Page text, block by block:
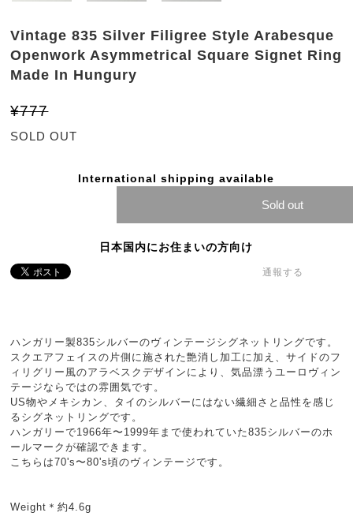
Vintage 835 Silver Filigree Style Arabesque
Openwork Asymmetrical Square Signet Ring
Made In Hungury
¥777
SOLD OUT
International shipping available
Sold out
日本国内にお住まいの方向け
通報する
ハンガリー製835シルバーのヴィンテージシグネットリングです。
スクエアフェイスの片側に施された艶消し加工に加え、サイドのフ
ィリグリー風のアラベスクデザインにより、気品漂うユーロヴィン
テージならではの雰囲気です。
US物やメキシカン、タイのシルバーにはない繊細さと品性を感じ
るシグネットリングです。
ハンガリーで1966年〜1999年まで使われていた835シルバーのホ
ールマークが確認できます。
こちらは70's〜80's頃のヴィンテージです。
Weight＊約4.6g